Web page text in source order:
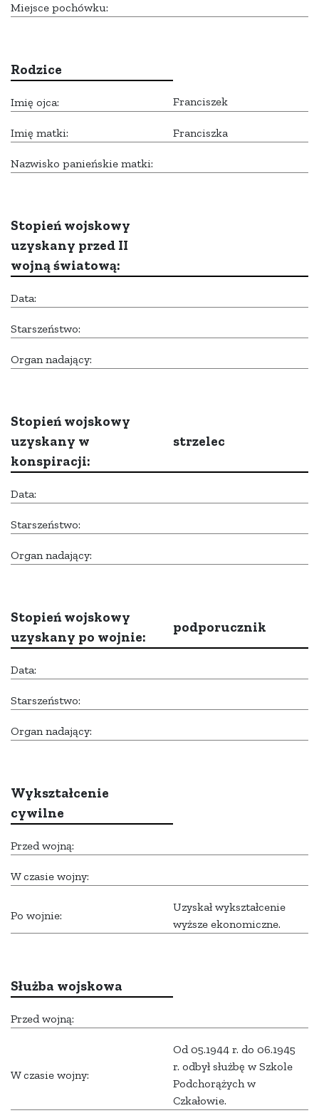
Miejsce pochówku:
Rodzice
Imię ojca: Franciszek
Imię matki: Franciszka
Nazwisko panieńskie matki:
Stopień wojskowy
uzyskany przed II
wojną światową:
Data:
Starszeństwo:
Organ nadający:
Stopień wojskowy
uzyskany w
konspiracji:
strzelec
Data:
Starszeństwo:
Organ nadający:
Stopień wojskowy
uzyskany po wojnie:
podporucznik
Data:
Starszeństwo:
Organ nadający:
Wykształcenie
cywilne
Przed wojną:
W czasie wojny:
Po wojnie:
Uzyskał wykształcenie
wyższe ekonomiczne.
Służba wojskowa
Przed wojną:
W czasie wojny:
Od 05.1944 r. do 06.1945
r. odbył służbę w Szkole
Podchorążych w
Czkałowie.